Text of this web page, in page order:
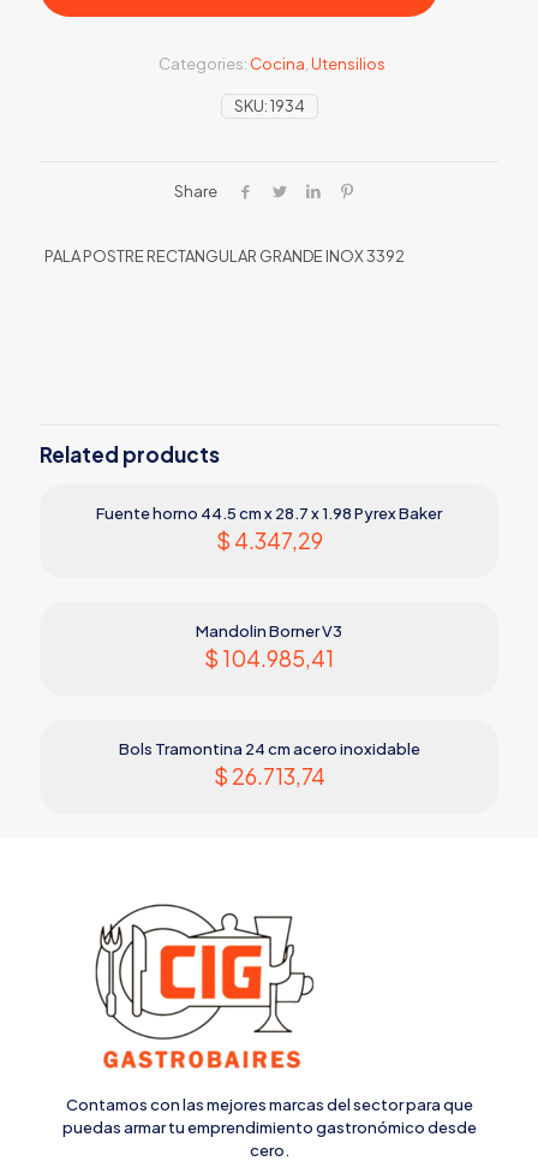
SKU:1934
Categories: Cocina Utensilios
Share
PALA POSTRE RECTANGULAR GRANDE INOX 3392
Related products
Fuente horno 44.5 cm x 28.7 x 1.98 Pyrex Baker
$ 4.347,29
Mandolin Borner V3
$ 104.985,41
Bols Tramontina 24 cm acero inoxidable
$ 26.713,74
Contamos con las mejores marcas del sector para que
puedas armar tu emprendimiento gastronómico desde
cero.